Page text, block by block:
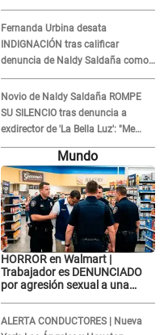
Fernanda Urbina desata
INDIGNACIÓN tras calificar
denuncia de Naldy Saldaña como
'acto bochornoso': "No es justo
atacar a otra mujer"
Novio de Naldy Saldaña ROMPE
SU SILENCIO tras denuncia a
exdirector de 'La Bella Luz': "Me
basta con que ella esté bien"
Mundo
HORROR en Walmart |
Trabajador es DENUNCIADO
por agresión sexual a una
ALERTA CONDUCTORES | Nueva